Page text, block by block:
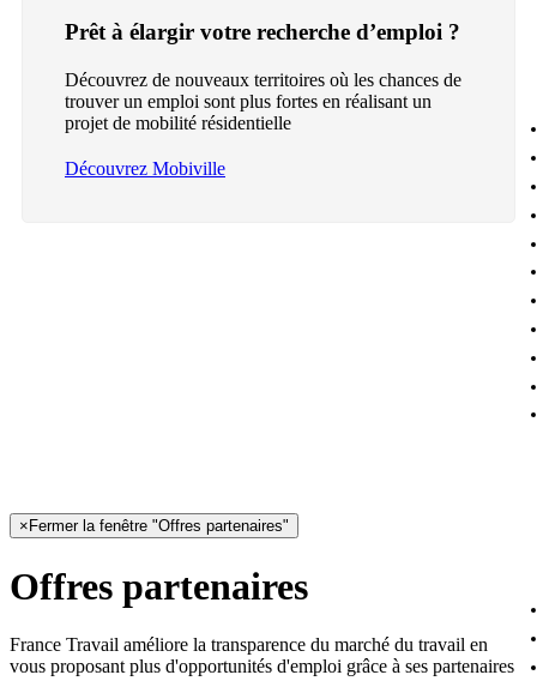
Prêt à élargir votre recherche d’emploi ?
Découvrez de nouveaux territoires où les chances de
trouver un emploi sont plus fortes en réalisant un
projet de mobilité résidentielle
Découvrez Mobiville
× Fermer la fenêtre "Offres partenaires"
Offres partenaires
France Travail améliore la transparence du marché du travail en
vous proposant plus d'opportunités d'emploi grâce à ses partenaires